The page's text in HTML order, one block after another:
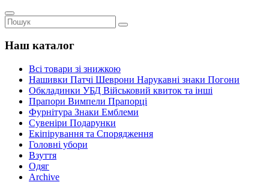
Наш каталог
Всі товари зі знижкою
Нашивки Патчі Шеврони Нарукавні знаки Погони
Обкладинки УБД Військовий квиток та інші
Прапори Вимпели Прапорці
Фурнітура Знаки Емблеми
Сувеніри Подарунки
Екіпірування та Спорядження
Головні убори
Взуття
Одяг
Archive